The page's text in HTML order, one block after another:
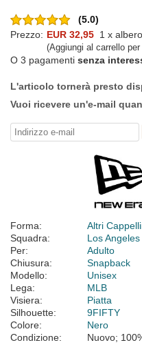
(5.0)
Prezzo: EUR 32,95 1 x albero
(Aggiungi al carrello
O 3 pagamenti senza
L'articolo tornerà presto
Vuoi ricevere un'e-mail
Forma:
Altri
Squadra:
Los
Per:
Adulto
Chiusura:
Snapback
Modello:
Unisex
Lega:
MLB
Visiera:
Piatta
Silhouette:
9FIFTY
Colore:
Nero
Condizione:
Nuovo;